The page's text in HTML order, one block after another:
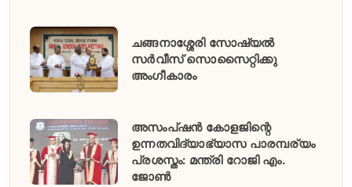
ചങ്ങനാശ്ശേരി സോഷ്യൽ
സർവീസ് സൊസൈറ്റിക്കു
അംഗീകാരം
അസംപ്ഷൻ കോളജിന്റെ
ഉന്നതവിദ്യാഭ്യാസ പാരമ്പര്യം
പ്രശസ്തം: മന്ത്രി റോജി എം.
ജോൺ